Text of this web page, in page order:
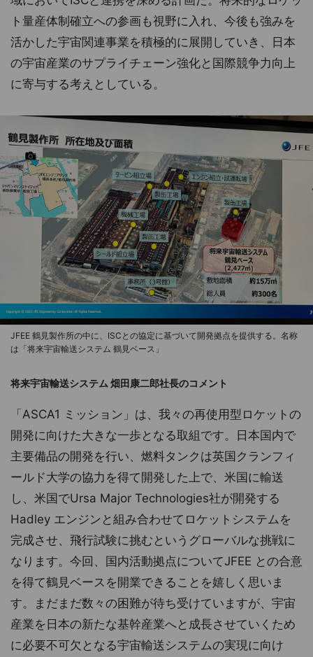
ト量産体制確立への参画も視野に入れ、今後も強みを
活かした宇宙関連事業を積極的に展開していき、日本
の宇宙産業のサプライチェーン強化と国際競争力向上
に寄与する考えとしている。
JFEE 鶴見製作所の中に、ISCとの協定に基づいて開発拠点を提供する。名称
は「将来宇宙輸送システム 鶴見ベース」
将来宇宙輸送システム 畑田康二郎社長のコメント
「ASCA1 ミッション」は、我々の再使用型ロケットの
開発に向けた大きな一歩となる取組です。日本国内で
主要備品の開発を行い、燃料タンクは英国クランフィ
ールド大学の協力を得て開発した上で、米国に輸送
し、米国でUrsa Major Technologies社が開発する
Hadley エンジンと組み合わせてロケットシステムを
完成させ、飛行試験に挑むというグローバルな挑戦に
なります。今回、国内活動拠点についてJFEE との合意
を得て鶴見ベースを開業できることを嬉しく思いま
す。まだまだ数々の困難が待ち受けていますが、宇宙
産業を日本の新たな基幹産業へと成長させていくため
に必要不可欠となる宇宙輸送システムの実現に向け